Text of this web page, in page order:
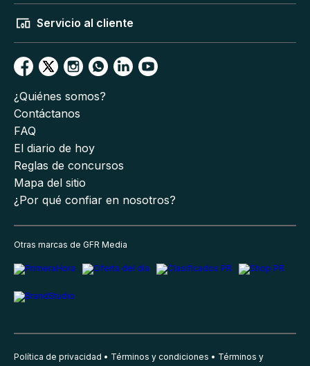
Servicio al cliente
¿Quiénes somos?
Contáctanos
FAQ
El diario de hoy
Reglas de concursos
Mapa del sitio
¿Por qué confiar en nosotros?
Otras marcas de GFR Media
Política de privacidad Términos y condiciones Términos y